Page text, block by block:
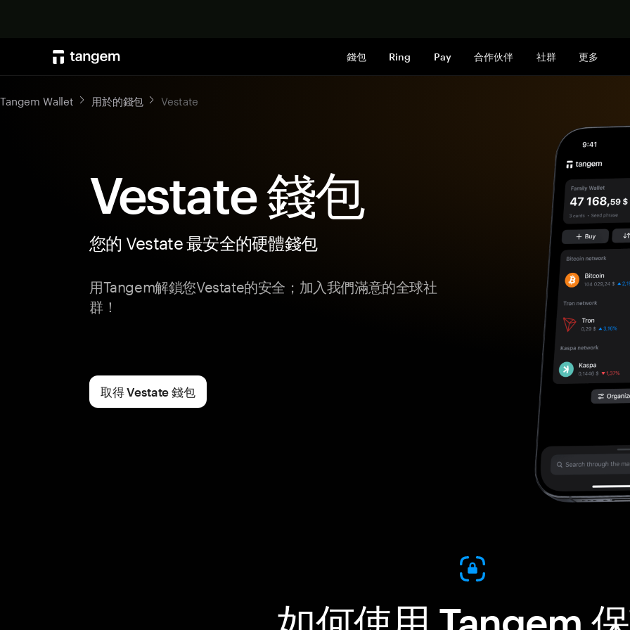
錢包 Ring Pay 合作伙伴 社群 更多
Tangem Wallet 用於的錢包 Vestate
Vestate 錢包
您的 Vestate 最安全的硬體錢包
用Tangem解鎖您Vestate的安全；加入我們滿意的全球社
群！
取得 Vestate 錢包